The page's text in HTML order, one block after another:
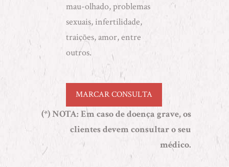
mau-olhado, problemas
sexuais, infertilidade,
traições, amor, entre
outros.
MARCAR CONSULTA
(*) NOTA: Em caso de doença grave, os
clientes devem consultar o seu
médico.